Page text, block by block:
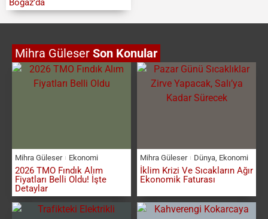
Boğaz’da
Mihra Güleser Son Konular
Mihra Güleser Ekonomi
2026 TMO Fındık Alım
Fiyatları Belli Oldu! İşte
Detaylar
Mihra Güleser Dünya, Ekonomi
İklim Krizi Ve Sıcakların Ağır
Ekonomik Faturası